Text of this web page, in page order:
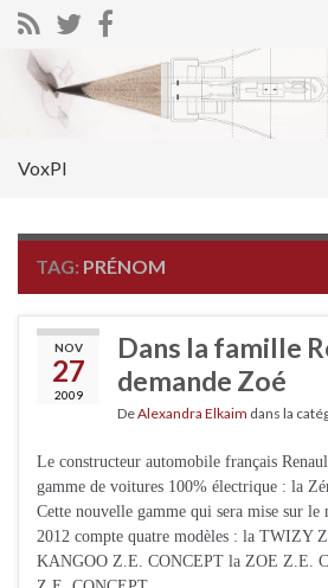
Search for:
VoxPI
TAG: PRÉNOM
NOV
27
2009
Dans la famille
demande Zoé
DeAlexandra Elkaim dans la
Le constructeur automobile français
gamme de voitures 100% électrique : la
Cette nouvelle gamme qui sera mise sur le
2012 compte quatre modèles : la TWIZY
KANGOO Z.E. CONCEPT la ZOE Z.E.